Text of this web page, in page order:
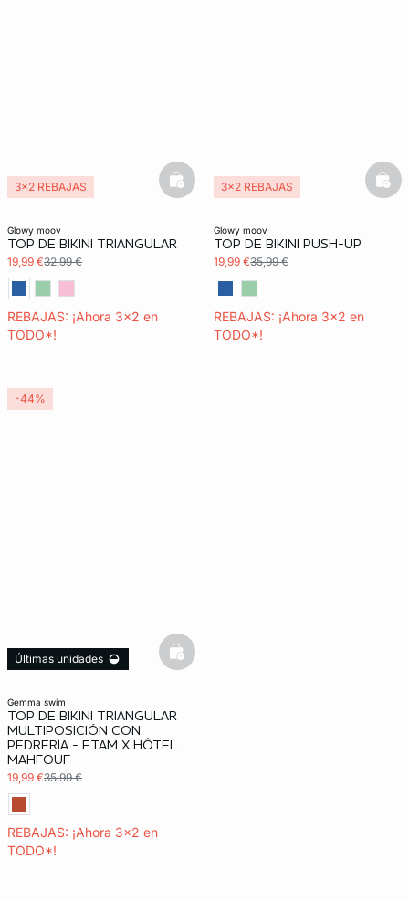
glowy moov
TOP DE BIKINI TRIANGULAR
19,99 €32,99 €
REBAJAS: ¡Ahora 3x2 en
TODO*!
3x2 REBAJAS basketfull
glowy moov
TOP DE BIKINI PUSH-UP
19,99 €35,99 €
REBAJAS: ¡Ahora 3x2 en
TODO*!
3x2 REBAJAS
gemma swim
TOP DE BIKINI TRIANGULAR
MULTIPOSICIÓN CON
PEDRERÍA - ETAM X HÔTEL
MAHFOUF
19,99 €35,99 €
REBAJAS: ¡Ahora 3x2 en
TODO*!
Últimas unidades
basketfull
-44%